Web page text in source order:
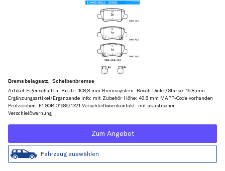
Bremsbelagsatz, Scheibenbremse
Artikel-Eigenschaften: Breite: 108,8 mm Bremssystem: Bosch Dicke/Stärke: 16,8 mm
Ergänzungsartikel/Ergänzende Info: mit Zubehör Höhe: 49,8 mm MAPP-Code vorhanden
Prüfzeichen: E1 90R-01686/1321 Verschleißwarnkontakt: mit akustischer
Verschleißwarnung
Zum Angebot
Fahrzeug auswählen